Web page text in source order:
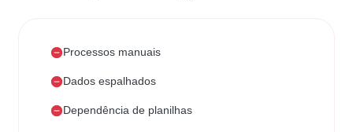
Processos manuais
Dados espalhados
Dependência de planilhas